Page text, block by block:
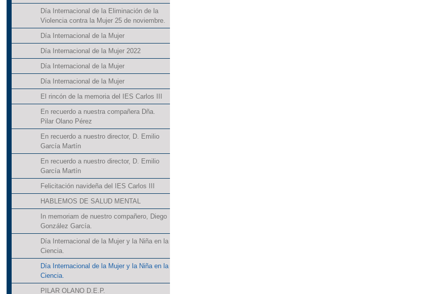
Día Internacional de la Eliminación de la
Violencia contra la Mujer 25 de noviembre.
Día Internacional de la Mujer
Día Internacional de la Mujer 2022
Día Internacional de la Mujer
Día Internacional de la Mujer
El rincón de la memoria del IES Carlos III
En recuerdo a nuestra compañera Dña.
Pilar Olano Pérez
En recuerdo a nuestro director, D. Emilio
García Martín
En recuerdo a nuestro director, D. Emilio
García Martín
Felicitación navideña del IES Carlos III
HABLEMOS DE SALUD MENTAL
In memoriam de nuestro compañero, Diego
González García.
Día Internacional de la Mujer y la Niña en la
Ciencia.
Día Internacional de la Mujer y la Niña en la
Ciencia.
PILAR OLANO D.E.P.